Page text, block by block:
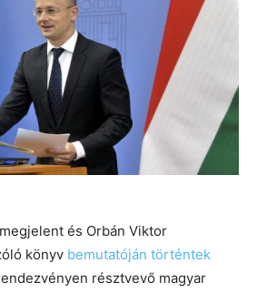
és Orbán Viktor
könyv bemutatóján történtek
résztvevő magyar